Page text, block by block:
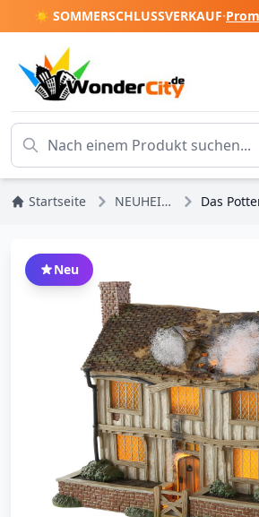
☀️ SOMMERSCHLUSSVERKAUF·
Startseite NEUHEITEN
Neu